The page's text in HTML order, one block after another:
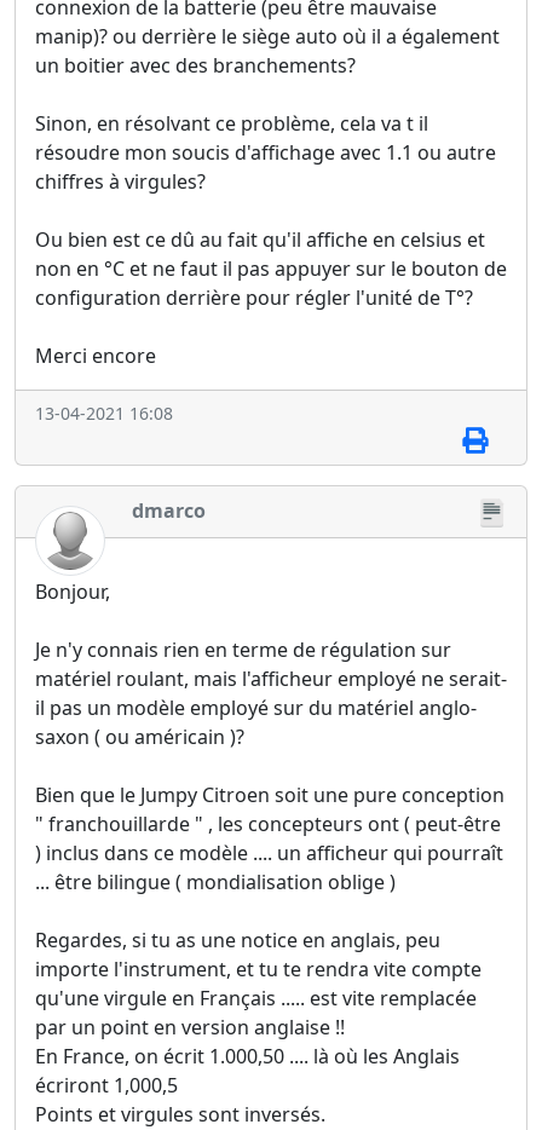
connexion de la batterie (peu être mauvaise
manip)? ou derrière le siège auto où il a également
un boitier avec des branchements?
Sinon, en résolvant ce problème, cela va t il
résoudre mon soucis d'affichage avec 1.1 ou autre
chiffres à virgules?
Ou bien est ce dû au fait qu'il affiche en celsius et
non en °C et ne faut il pas appuyer sur le bouton de
configuration derrière pour régler l'unité de T°?
Merci encore
13-04-2021 16:08
dmarco
Bonjour,
Je n'y connais rien en terme de régulation sur
matériel roulant, mais l'afficheur employé ne serait-
il pas un modèle employé sur du matériel anglo-
saxon ( ou américain )?
Bien que le Jumpy Citroen soit une pure conception
" franchouillarde " , les concepteurs ont ( peut-être
) inclus dans ce modèle .... un afficheur qui pourraît
... être bilingue ( mondialisation oblige )
Regardes, si tu as une notice en anglais, peu
importe l'instrument, et tu te rendra vite compte
qu'une virgule en Français ..... est vite remplacée
par un point en version anglaise !!
En France, on écrit 1.000,50 .... là où les Anglais
écriront 1,000,5
Points et virgules sont inversés.